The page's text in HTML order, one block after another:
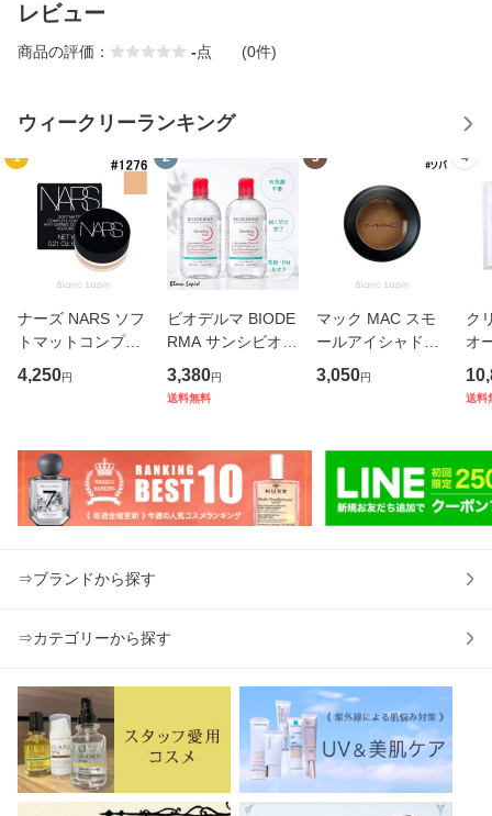
レビュー
商品の評価： -点 (0件)
ウィークリーランキング
1
ナーズ NARS ソフ
トマットコンプリ
ートコンシーラー
#1276 VANILLA 6.
4,250円
2
ビオデルマ BIODE
RMA サンシビオH
2O D 2本セット
【送料無料】 500
3,380円
送料無料
3
マック MAC スモ
ールアイシャドウ
#ソバ Soba 1.5g
アイシャドウ [016
3,050円
4
ク
オ
デ
ミ
ー
送料
⇒ブランドから探す
⇒カテゴリーから探す